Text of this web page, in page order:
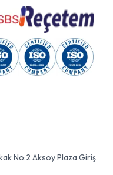
No:2 Aksoy Plaza Giriş